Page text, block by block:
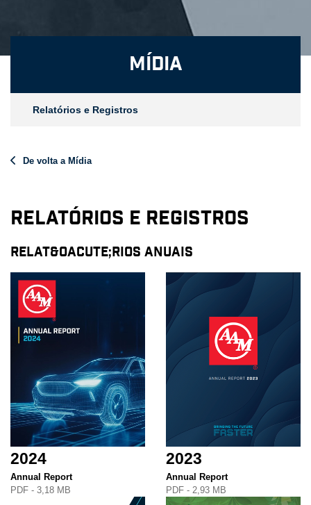
Mídia
Relatórios e Registros
De volta a Mídia
Relatórios e Registros
RELAT&Oacute;RIOS ANUAIS
2024
Annual Report
PDF - 3,18 MB
2023
Annual Report
PDF - 2,93 MB